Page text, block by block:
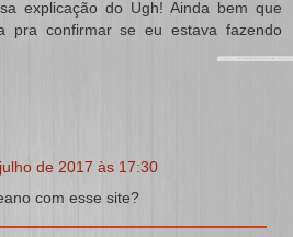
explicação do Ugh! Ainda bem que
pra confirmar se eu estava fazendo
de 2017 às 17:30
com esse site?